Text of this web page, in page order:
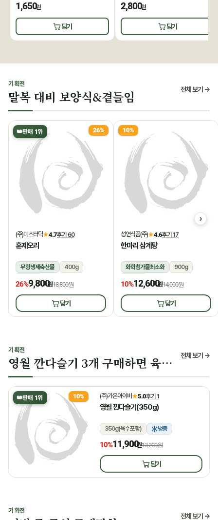
1,650원
담기
2,800원
담기
기획전
말복 대비 보양식&곁들임 전체 보기 →
👑판매 1위 26%
(주)미스터덕★4.7후기 60
훈제오리
무항생제축산물
400g
냉동
26%9,800원13,300원
담기
10%
성연식품(주)★4.6후기 17
한마리 삼계탕
화학첨가물최소화
900g
상온
10%12,600원14,000원
담기
기획전
영월 깐다슬기 3개 구매하면 육수 증정 전체 보기 →
👑판매 1위 10% (주)가온아이비★5.0후기 1
영월 깐다슬기(350g)
350g(육수포함) 냉동
10%11,900원13,200원
담기
기획전
전체 보기 →